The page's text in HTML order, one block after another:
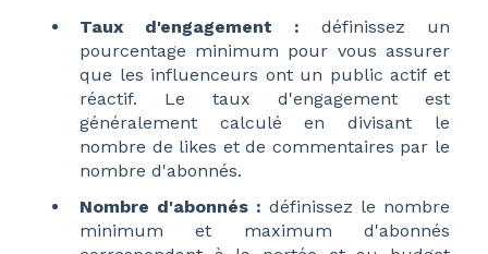
Taux d'engagement : définissez un
pourcentage minimum pour vous assurer
que les influenceurs ont un public actif et
réactif. Le taux d'engagement est
généralement calculé en divisant le
nombre de likes et de commentaires par le
nombre d'abonnés.
Nombre d'abonnés : définissez le nombre
minimum et maximum d'abonnés